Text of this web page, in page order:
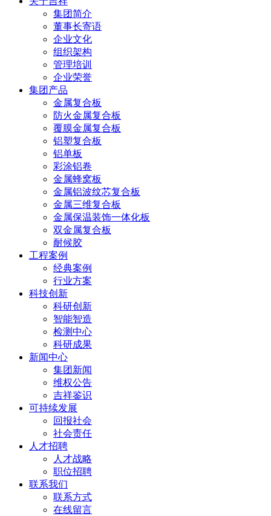
集团简介
董事长寄语
企业文化
组织架构
管理培训
企业荣誉
集团产品
金属复合板
防火金属复合板
覆膜金属复合板
铝塑复合板
铝单板
彩涂铝卷
金属蜂窝板
金属铝波纹芯复合板
金属三维复合板
金属保温装饰一体化板
双金属复合板
耐候胶
工程案例
经典案例
行业方案
科技创新
科研创新
智能智造
检测中心
科研成果
新闻中心
集团新闻
维权公告
吉祥鉴识
可持续发展
回报社会
社会责任
人才招聘
人才战略
职位招聘
联系我们
联系方式
在线留言